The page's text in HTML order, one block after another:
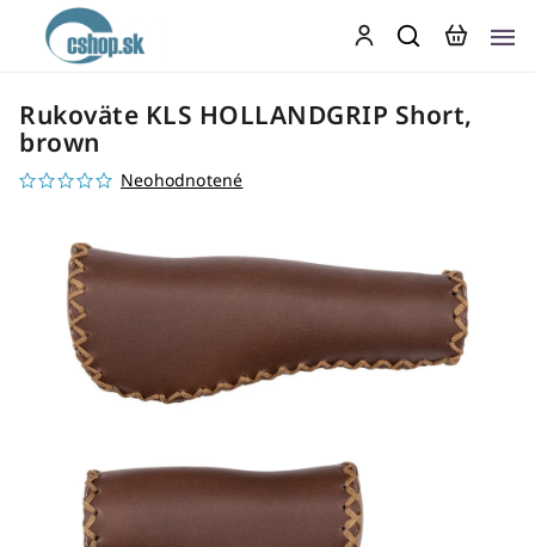
Rukoväte KLS HOLLANDGRIP Short,
brown
Neohodnotené